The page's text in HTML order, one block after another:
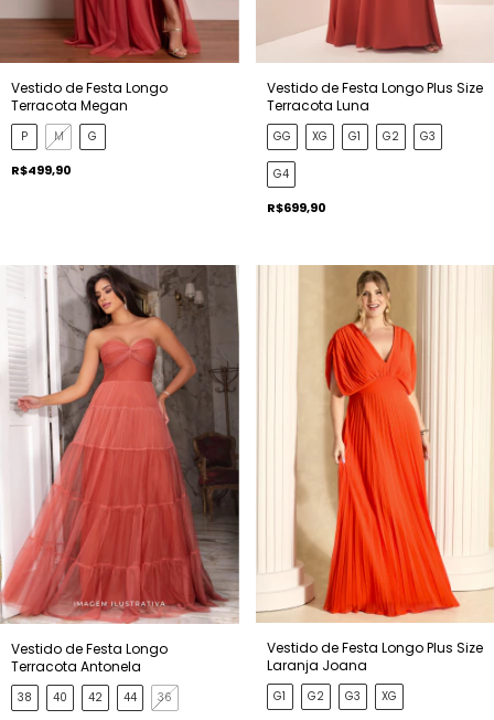
Vestido de Festa Longo
Terracota Megan
P M G
R$499,90
Vestido de Festa Longo Plus Size
Terracota Luna
GG XG G1 G2 G3
G4
R$699,90
Vestido de Festa Longo
Terracota Antonela
38 40 42 44 36
Vestido de Festa Longo Plus Size
Laranja Joana
G1 G2 G3 XG